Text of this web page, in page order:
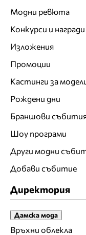
Модни ревюта
Конкурси и награди
Изложения
Промоции
Кастинги за
Рождени дни
Браншови
Шоу програми
Други модни
Добави събитие
Директория
Дамска мода
Връхни облекла